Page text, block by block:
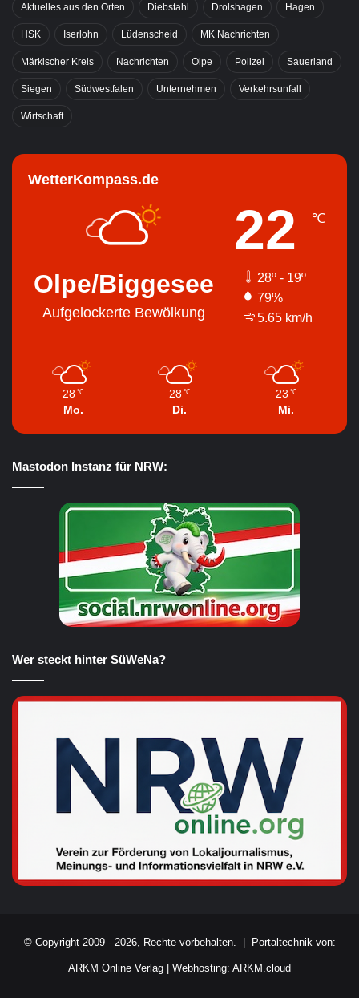
Aktuelles aus den Orten Diebstahl Drolshagen Hagen
HSK Iserlohn Lüdenscheid MK Nachrichten
Märkischer Kreis Nachrichten Olpe Polizei Sauerland
Siegen Südwestfalen Unternehmen Verkehrsunfall
Wirtschaft
WetterKompass.de
Olpe/Biggesee
Aufgelockerte Bewölkung
22 ℃
28º - 19º
79%
5.65 km/h
28 ℃
Mo.
28 ℃
Di.
23 ℃
Mi.
Mastodon Instanz für NRW:
Wer steckt hinter SüWeNa?
© Copyright 2009 - 2026, Rechte vorbehalten. | Portaltechnik von:
ARKM Online Verlag Webhosting: ARKM.cloud